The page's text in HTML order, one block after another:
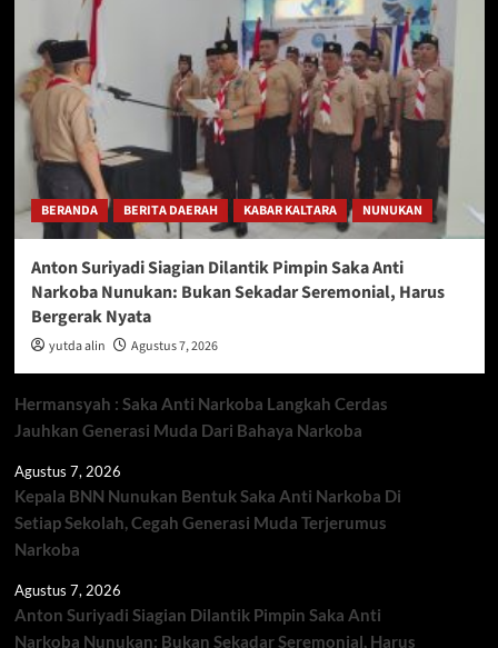
BERANDA BERITA DAERAH KABAR KALTARA NUNUKAN
Anton Suriyadi Siagian Dilantik Pimpin Saka Anti
Narkoba Nunukan: Bukan Sekadar Seremonial, Harus
Bergerak Nyata
yutda alin Agustus 7, 2026
Hermansyah : Saka Anti Narkoba Langkah Cerdas
Jauhkan Generasi Muda Dari Bahaya Narkoba
Agustus 7, 2026
Kepala BNN Nunukan Bentuk Saka Anti Narkoba Di
Setiap Sekolah, Cegah Generasi Muda Terjerumus
Narkoba
Agustus 7, 2026
Anton Suriyadi Siagian Dilantik Pimpin Saka Anti
Narkoba Nunukan: Bukan Sekadar Seremonial, Harus